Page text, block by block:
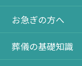
お急ぎの方へ
葬儀の基礎知識